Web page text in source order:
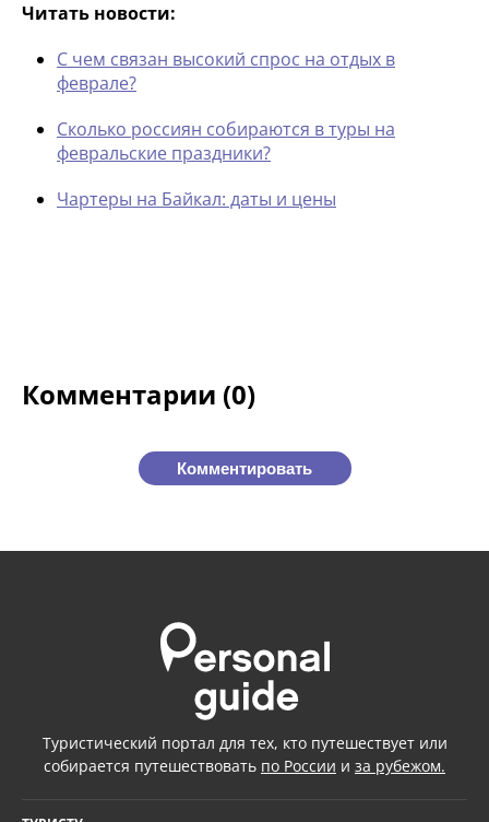
Читать новости:
С чем связан высокий спрос на отдых в
феврале?
Сколько россиян собираются в туры на
февральские праздники?
Чартеры на Байкал: даты и цены
Комментарии (0)
Комментировать
Туристический портал для тех, кто путешествует или
собирается путешествовать по России и за рубежом.